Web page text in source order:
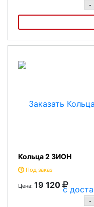
-
Кольца 1 ЗИОН
Кольца 2 ЗИОН
Под заказ
Цена: 19 120
-